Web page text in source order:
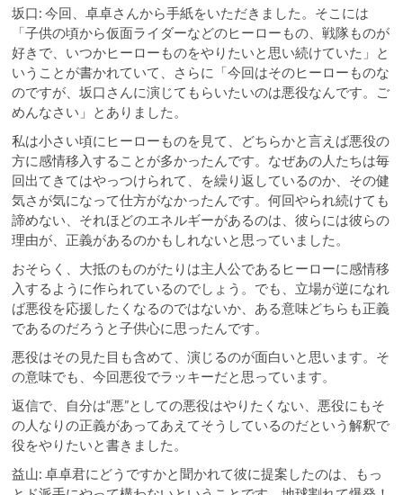
坂口: 今回、卓卓さんから手紙をいただきました。そこには
「子供の頃から仮面ライダーなどのヒーローもの、戦隊ものが
好きで、いつかヒーローものをやりたいと思い続けていた」と
いうことが書かれていて、さらに「今回はそのヒーローものな
のですが、坂口さんに演じてもらいたいのは悪役なんです。ご
めんなさい」とありました。
私は小さい頃にヒーローものを見て、どちらかと言えば悪役の
方に感情移入することが多かったんです。なぜあの人たちは毎
回出てきてはやっつけられて、を繰り返しているのか、その健
気さが気になって仕方がなかったんです。何回やられ続けても
諦めない、それほどのエネルギーがあるのは、彼らには彼らの
理由が、正義があるのかもしれないと思っていました。
おそらく、大抵のものがたりは主人公であるヒーローに感情移
入するように作られているのでしょう。でも、立場が逆になれ
ば悪役を応援したくなるのではないか、ある意味どちらも正義
であるのだろうと子供心に思ったんです。
悪役はその見た目も含めて、演じるのが面白いと思います。そ
の意味でも、今回悪役でラッキーだと思っています。
返信で、自分は“悪”としての悪役はやりたくない、悪役にもそ
の人なりの正義があってあえてそうしているのだという解釈で
役をやりたいと書きました。
益山: 卓卓君にどうですかと聞かれて彼に提案したのは、もっ